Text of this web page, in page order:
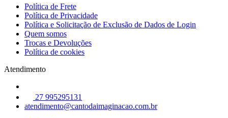
Política de Frete
Política de Privacidade
Política e Solicitação de Exclusão de Dados de Login
Quem somos
Trocas e Devoluções
Política de cookies
Atendimento
27 995295131
atendimento@cantodaimaginacao.com.br